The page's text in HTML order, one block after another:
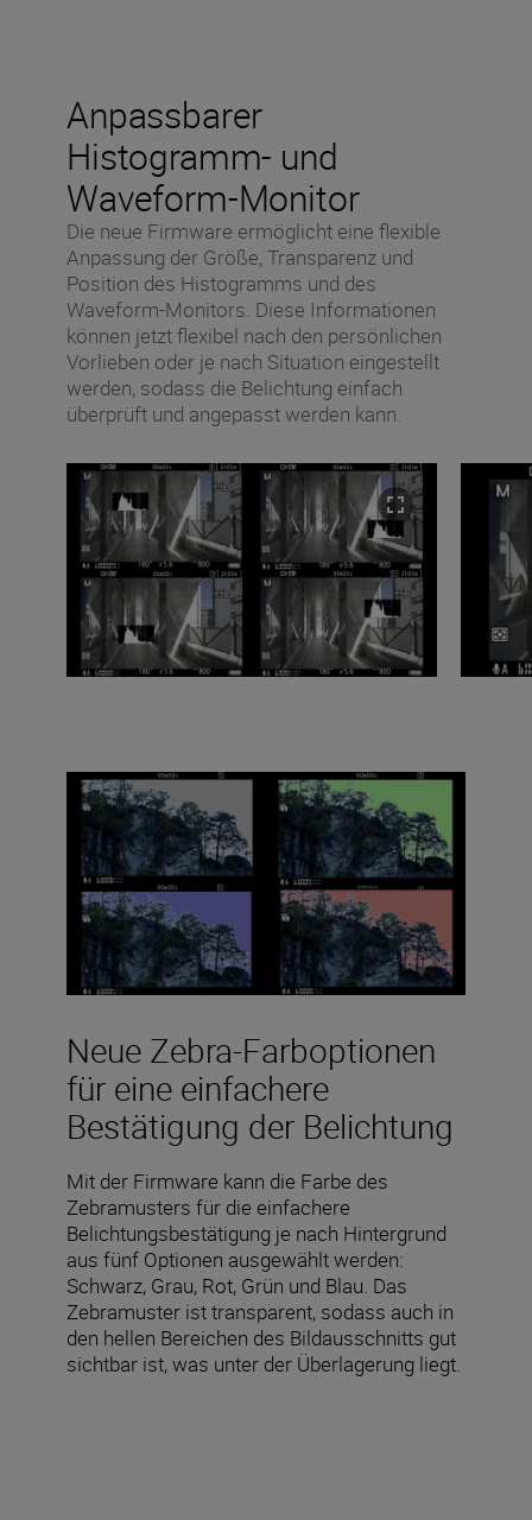
Anpassbarer
Histogramm- und
Waveform-Monitor
Die neue Firmware ermöglicht eine flexible
Anpassung der Größe, Transparenz und
Position des Histogramms und des
Waveform-Monitors. Diese Informationen
können jetzt flexibel nach den persönlichen
Vorlieben oder je nach Situation eingestellt
werden, sodass die Belichtung einfach
überprüft und angepasst werden kann.
Neue Zebra-Farboptionen
für eine einfachere
Bestätigung der Belichtung
Mit der Firmware kann die Farbe des
Zebramusters für die einfachere
Belichtungsbestätigung je nach Hintergrund
aus fünf Optionen ausgewählt werden:
Schwarz, Grau, Rot, Grün und Blau. Das
Zebramuster ist transparent, sodass auch in
den hellen Bereichen des Bildausschnitts gut
sichtbar ist, was unter der Überlagerung liegt.